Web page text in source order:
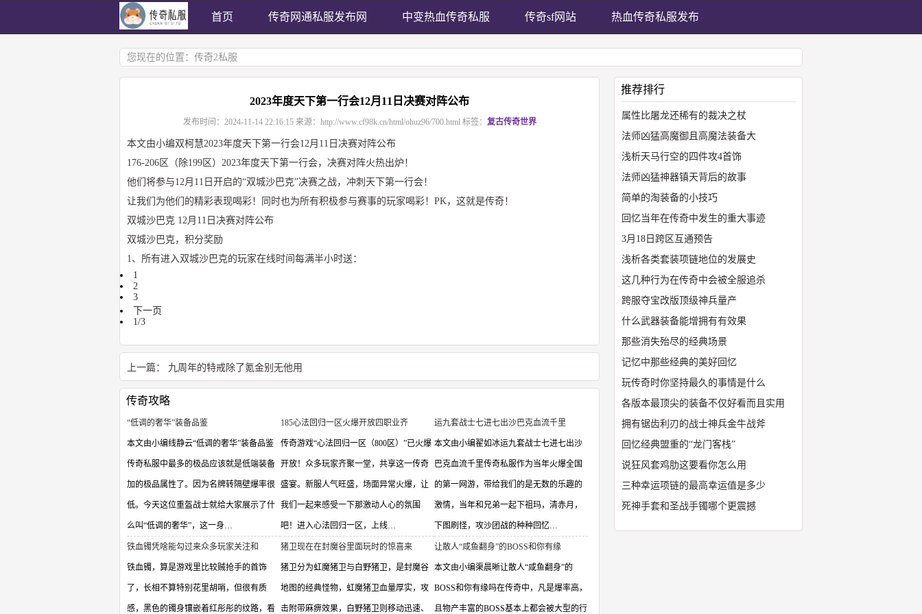
首页 传奇网通私服发布网 中变热血传奇私服 传奇sf网站 热血传奇私服发布
您现在的位置： 传奇2私服
2023年度天下第一行会12月11日决赛对阵公布
发布时间： 2024-11-14 22:16:15来源： http://www.cf98k.cn/html/ohuz96/700.html标签： 复古传奇世界
本文由小编双柯慧2023年度天下第一行会12月11日决赛对阵公布
176-206区（除199区）2023年度天下第一行会，决赛对阵火热出炉！
他们将参与12月11日开启的“双城沙巴克”决赛之战，冲刺天下第一行会！
让我们为他们的精彩表现喝彩！同时也为所有积极参与赛事的玩家喝彩！PK，这就是传奇！
双城沙巴克 12月11日决赛对阵公布
双城沙巴克，积分奖励
1、所有进入双城沙巴克的玩家在线时间每满半小时送：
1
2
3
下一页
1/3
上一篇： 九周年的特戒除了氪金别无他用
传奇攻略
“低调的奢华”装备品鉴
本文由小编线静云“低调的奢华”装备品鉴
传奇私服中最多的极品应该就是低端装备
加的极品属性了。因为名牌转隔壁爆率很
低。今天这位重盔战士就给大家展示了什
么叫“低调的奢华”，这一身…
185心法回归一区火爆开放四职业齐
传奇游戏“心法回归一区（800区）”已火爆
开放！众多玩家齐聚一堂，共享这一传奇
盛宴。新服人气旺盛，场面异常火爆，让
我们一起来感受一下那激动人心的氛围
吧！进入心法回归一区，上线…
运九套战士七进七出沙巴克血流千里
本文由小编翟如冰运九套战士七进七出沙
巴克血流千里传奇私服作为当年火爆全国
的第一网游，带给我们的是无数的乐趣的
激情，当年和兄弟一起下祖玛，清赤月，
下图刷怪，攻沙团战的种种回忆…
铁血镯凭啥能勾过来众多玩家关注和
铁血镯，算是游戏里比较贼抢手的首饰
了，长相不算特别花里胡哨，但很有质
感，黑色的镯身镶嵌着红彤彤的纹路，看
猪卫现在在封魔谷里面玩时的惊喜来
猪卫分为虹魔猪卫与白野猪卫，是封魔谷
地图的经典怪物，虹魔猪卫血量厚实，攻
击附带麻痹效果，白野猪卫则移动迅速、
让散人“咸鱼翻身”的BOSS和你有缘
本文由小编渠晨晰让散人“咸鱼翻身”的
BOSS和你有缘吗在传奇中，凡是爆率高，
且物产丰富的BOSS基本上都会被大型的行
推荐排行
属性比屠龙还稀有的裁决之杖
法师凶猛高魔御且高魔法装备大
浅析天马行空的四件攻4首饰
法师凶猛神器镇天背后的故事
简单的淘装备的小技巧
回忆当年在传奇中发生的重大事迹
3月18日跨区互通预告
浅析各类套装项链地位的发展史
这几种行为在传奇中会被全服追杀
跨服夺宝改版顶级神兵量产
什么武器装备能增拥有有效果
那些消失殆尽的经典场景
记忆中那些经典的美好回忆
玩传奇时你坚持最久的事情是什么
各版本最顶尖的装备不仅好看而且实用
拥有锯齿利刃的战士神兵金牛战斧
回忆经典盟重的“龙门客栈”
说狂风套鸡肋这要看你怎么用
三种幸运项链的最高幸运值是多少
死神手套和圣战手镯哪个更震撼